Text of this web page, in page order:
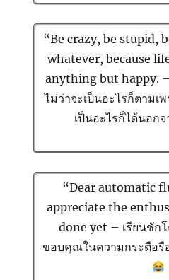
“Be crazy, be stupid,
whatever, because
anything but happy. –
ไม่ว่าจะเป็นอะไรก็ตามเ
เป็นอะไรก็ได้นอก
“Dear automatic
appreciate the
done yet – เรียนชัก
ขอบคุณในความกระตือรื